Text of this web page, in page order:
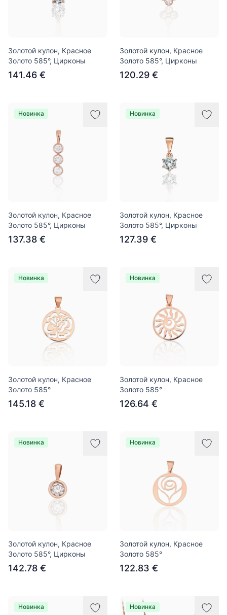
Золотой кулон, Красное
Золото 585°, Цирконы
141.46 €
Золотой кулон, Красное
Золото 585°, Цирконы
120.29 €
Новинка
Золотой кулон, Красное
Золото 585°, Цирконы
137.38 €
Новинка
Золотой кулон, Красное
Золото 585°, Цирконы
127.39 €
Новинка
Золотой кулон, Красное
Золото 585°
145.18 €
Новинка
Золотой кулон, Красное
Золото 585°
126.64 €
Новинка
Золотой кулон, Красное
Золото 585°, Цирконы
142.78 €
Новинка
Золотой кулон, Красное
Золото 585°
122.83 €
Новинка Новинка